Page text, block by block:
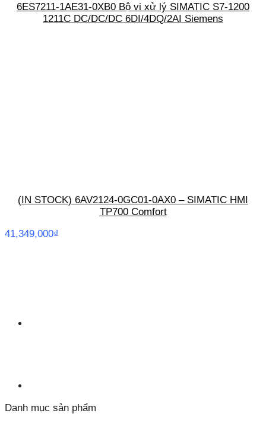
6ES7211-1AE31-0XB0 Bộ vi xử lý SIMATIC S7-1200
1211C DC/DC/DC 6DI/4DQ/2AI Siemens
(IN STOCK) 6AV2124-0GC01-0AX0 – SIMATIC HMI
TP700 Comfort
41,349,000₫
Danh mục sản phẩm